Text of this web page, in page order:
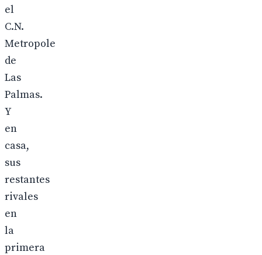
el
C.N.
Metropole
de
Las
Palmas.
Y
en
casa,
sus
restantes
rivales
en
la
primera